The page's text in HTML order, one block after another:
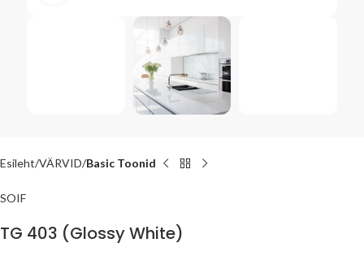
Esileht VÄRVID Basic Toonid
SOIF
TG 403 (Glossy White)